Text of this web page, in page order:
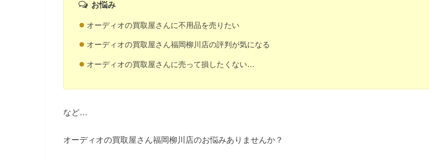
お悩み
オーディオの買取屋さんに不用品を売りたい
オーディオの買取屋さん福岡柳川店の評判が気になる
オーディオの買取屋さんに売って損したくない…
など…
オーディオの買取屋さん福岡柳川店のお悩みありませんか？